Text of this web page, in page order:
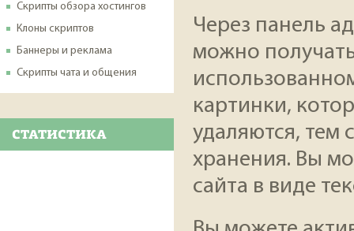
Скрипты обзора хостингов
Клоны скриптов
Баннеры и реклама
Скрипты чата и общения
СТАТИСТИКА
Через панель
можно
картинки,
удаляются, тем
хранения. Вы
сайта в виде